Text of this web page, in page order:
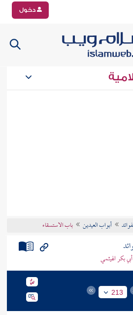
دخول
أبواب العيدين باب الاستسقاء
بكر الهيثمي
213